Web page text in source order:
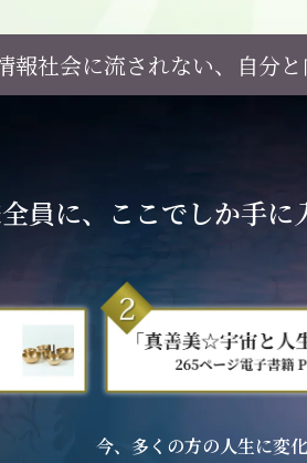
報社会に流されない、 自分
員に、ここでしか手に
今、多くの方の人生に変